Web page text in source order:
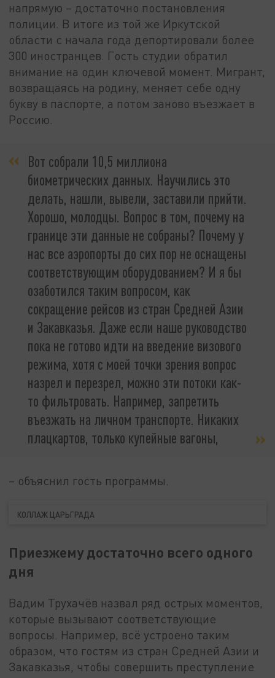
напрямую – достаточно постановления
полиции. В итоге из той же Иркутской
области с начала года депортировали более
300 иностранцев. Гость студии обратил
внимание на один ключевой момент. Мигрант,
возвращаясь на родину, меняет себе одну
букву в паспорте, а потом заново въезжает в
Россию.
Вот собрали 10,5 миллиона
биометрических данных. Научились это
делать, нашли, вывели, заставили прийти.
Хорошо, молодцы. Вопрос в том, почему на
границе эти данные не собраны? Почему у
нас все аэропорты до сих пор не оснащены
соответствующим оборудованием? И я бы
озаботился таким вопросом, как
сокращение рейсов из стран Средней Азии
и Закавказья. Даже если наше руководство
пока не готово идти на введение визового
режима, хотя с моей точки зрения вопрос
назрел и перезрел, можно эти потоки как-
то фильтровать. Например, запретить
въезжать на личном транспорте. Никаких
плацкартов, только купейные вагоны,
– объяснил гость программы.
КОЛЛАЖ ЦАРЬГРАДА
Приезжему достаточно всего одного
дня
Вадим Трухачёв назвал ряд острых моментов,
которые вызывают соответствующие
вопросы. Например, всё устроено таким
образом, что гостям из стран Средней Азии и
Закавказья, чтобы совершить преступление